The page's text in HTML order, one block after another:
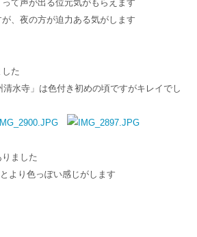
て声が出る位元気がもらえます
、夜の方が迫力ある気がします
た
水寺」は色付き初めの頃ですがキレイでし
ました
より色っぽい感じがします